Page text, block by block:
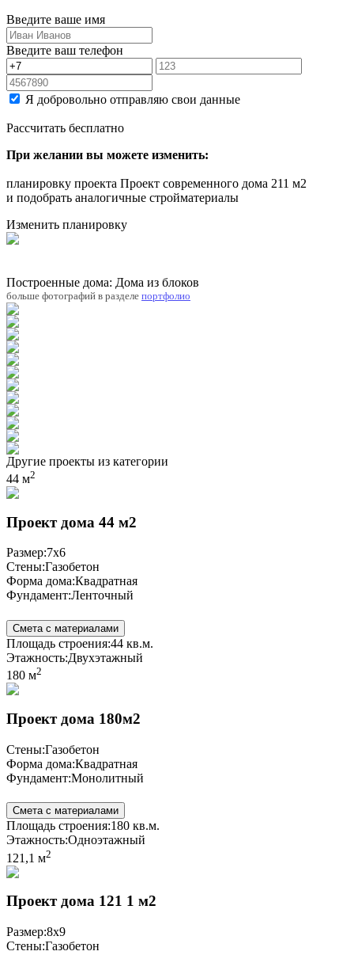
Введите ваше имя
Введите ваш телефон
Я добровольно отправляю свои данные
Рассчитать бесплатно
При желании вы можете изменить:
планировку проекта Проект современного дома 211 м2
и подобрать аналогичные стройматериалы
Изменить планировку
Построенные дома: Дома из блоков
больше фотографий в разделе портфолио
Другие проекты из категории
44 м2
Проект дома 44 м2
Размер:7x6
Стены:Газобетон
Форма дома:Квадратная
Фундамент:Ленточный
Смета с материалами
Площадь строения:44 кв.м.
Этажность:Двухэтажный
180 м2
Проект дома 180м2
Стены:Газобетон
Форма дома:Квадратная
Фундамент:Монолитный
Смета с материалами
Площадь строения:180 кв.м.
Этажность:Одноэтажный
121,1 м2
Проект дома 121 1 м2
Размер:8x9
Стены:Газобетон